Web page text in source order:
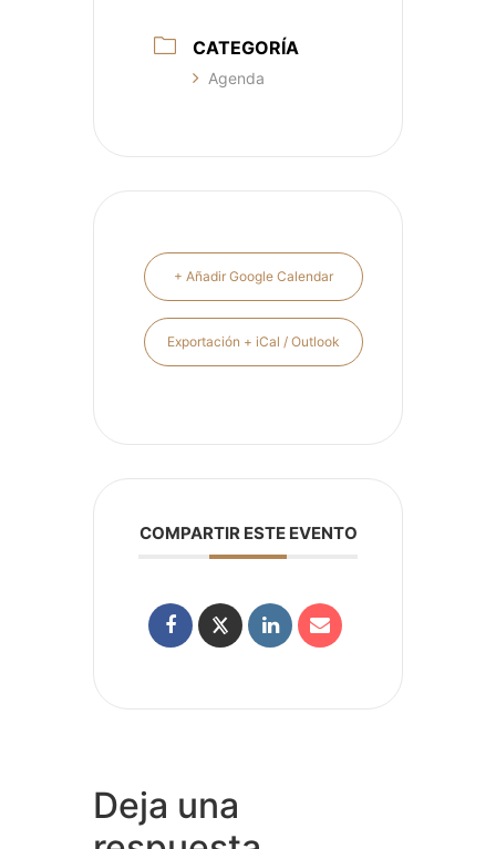
CATEGORÍA
Agenda
+ Añadir Google Calendar
Exportación + iCal / Outlook
COMPARTIR ESTE EVENTO
Deja una